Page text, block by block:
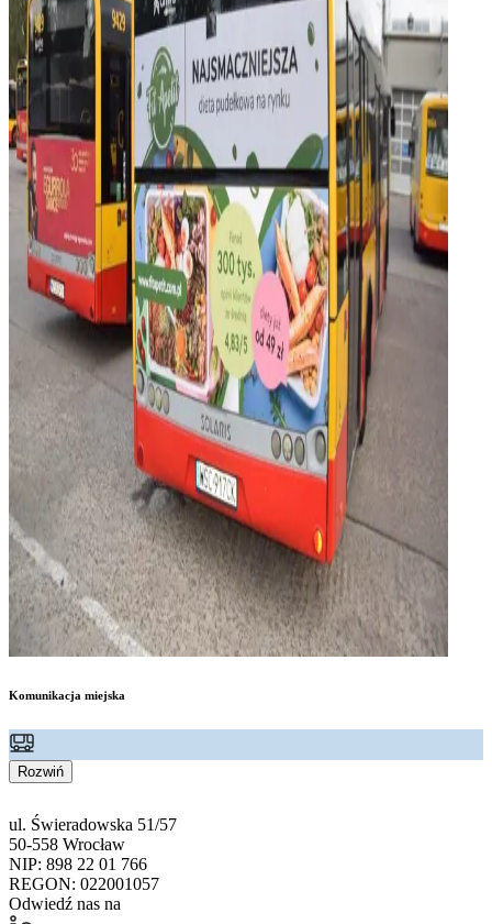
Komunikacja miejska
Rozwiń
ul. Świeradowska 51/57
50-558 Wrocław
NIP: 898 22 01 766
REGON: 022001057
Odwiedź nas na